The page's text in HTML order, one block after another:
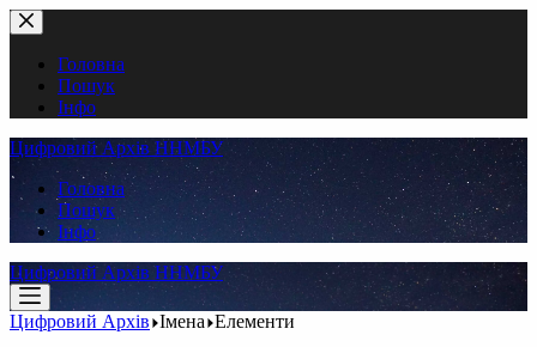
Перейти
до
вмістуГоловна
Пошук
Інфо
Цифровий Архів ННМБУ
Головна
Пошук
Інфо
Цифровий Архів ННМБУ
Цифровий Архів Імена Елементи